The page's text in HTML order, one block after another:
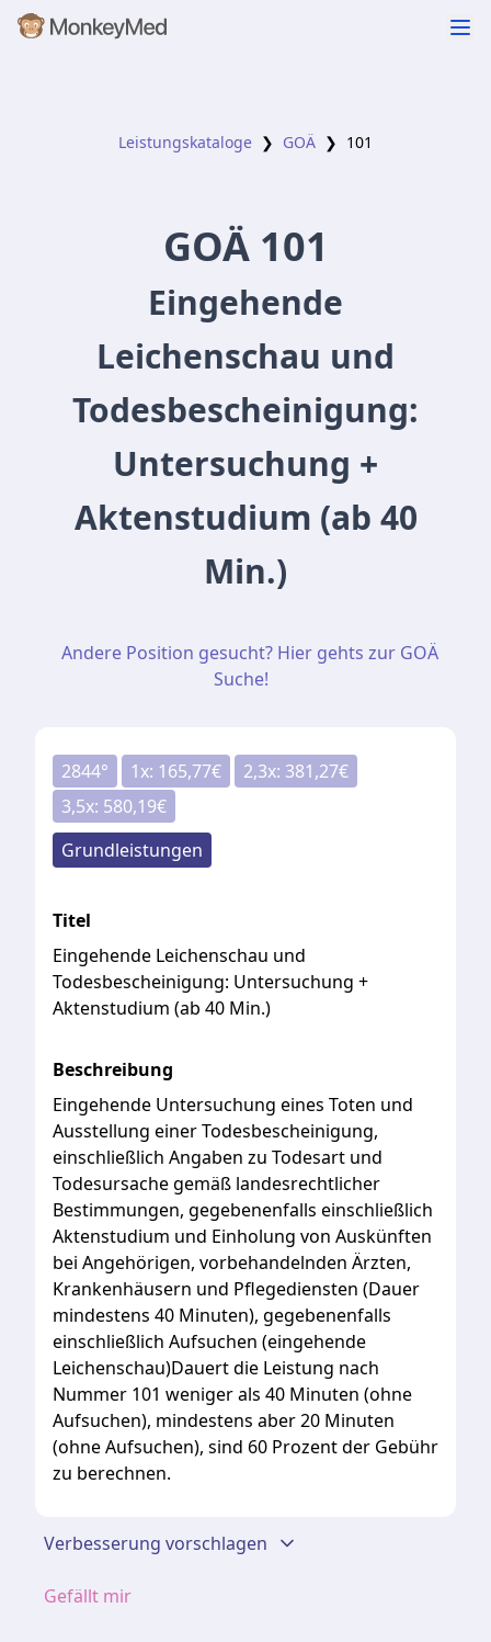
Leistungskataloge ❯ GOÄ ❯ 101
GOÄ 101
Eingehende
Leichenschau und
Todesbescheinigung:
Untersuchung +
Aktenstudium (ab 40
Min.)
Andere Position gesucht? Hier gehts zur GOÄ
Suche!
2844° 1x: 165,77€ 2,3x: 381,27€
3,5x: 580,19€
Grundleistungen
Titel
Eingehende Leichenschau und
Todesbescheinigung: Untersuchung +
Aktenstudium (ab 40 Min.)
Beschreibung
Eingehende Untersuchung eines Toten und
Ausstellung einer Todesbescheinigung,
einschließlich Angaben zu Todesart und
Todesursache gemäß landesrechtlicher
Bestimmungen, gegebenenfalls einschließlich
Aktenstudium und Einholung von Auskünften
bei Angehörigen, vorbehandelnden Ärzten,
Krankenhäusern und Pflegediensten (Dauer
mindestens 40 Minuten), gegebenenfalls
einschließlich Aufsuchen (eingehende
Leichenschau)Dauert die Leistung nach
Nummer 101 weniger als 40 Minuten (ohne
Aufsuchen), mindestens aber 20 Minuten
(ohne Aufsuchen), sind 60 Prozent der Gebühr
zu berechnen.
Verbesserung vorschlagen
Gefällt mir